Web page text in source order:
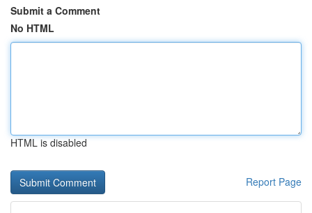
Submit a Comment
No HTML
HTML is disabled
Report Page